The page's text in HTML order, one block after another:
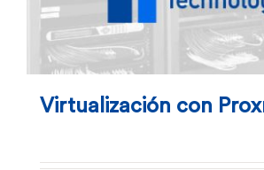
Virtualización con